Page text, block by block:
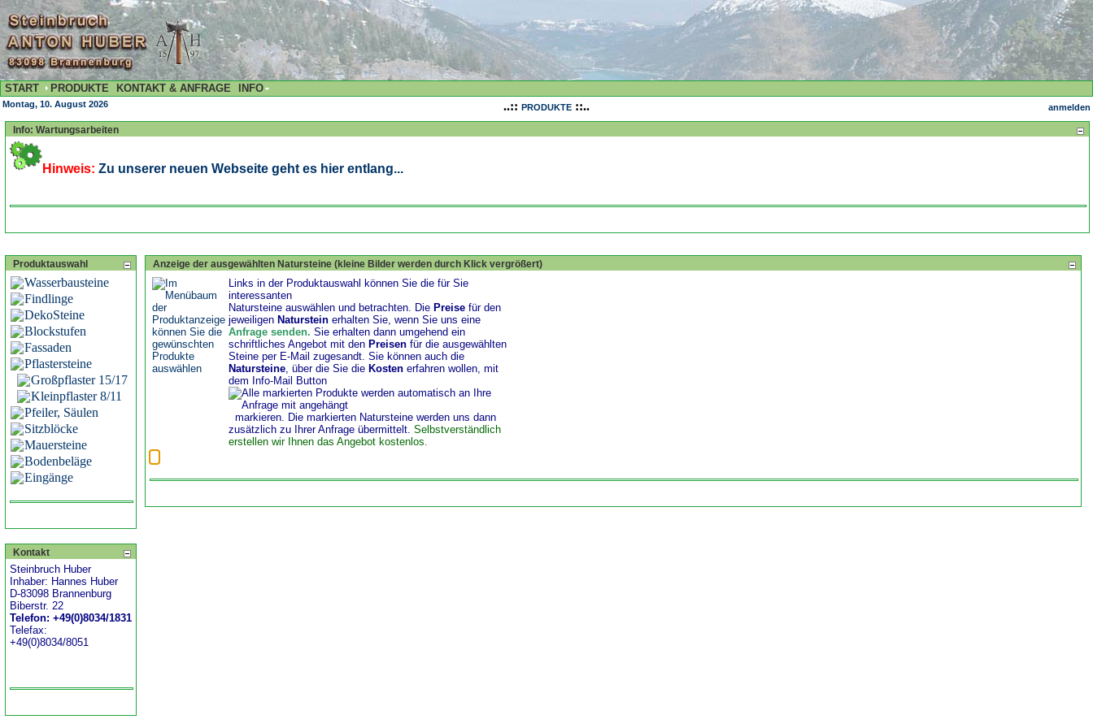
START PRODUKTE KONTAKT & ANFRAGE INFO
Montag, 10. August 2026 ..:: PRODUKTE ::.. anmelden
Info: Wartungsarbeiten
Hinweis: Zu unserer neuen Webseite geht es hier entlang...
Produktauswahl
Wasserbausteine
Findlinge
DekoSteine
Blockstufen
Fassaden
Pflastersteine
Großpflaster 15/17
Kleinpflaster 8/11
Pfeiler, Säulen
Sitzblöcke
Mauersteine
Bodenbeläge
Eingänge
Kontakt
Steinbruch Huber
Inhaber: Hannes Huber
D-83098 Brannenburg
Biberstr. 22
Telefon: +49(0)8034/1831
Telefax:
+49(0)8034/8051
Anzeige der ausgewählten Natursteine (kleine Bilder werden durch Klick vergrößert)
Links in der Produktauswahl können Sie die für Sie
interessanten
Natursteine auswählen und betrachten. Die Preise für den
jeweiligen Naturstein erhalten Sie, wenn Sie uns eine
Anfrage senden. Sie erhalten dann umgehend ein
schriftliches Angebot mit den Preisen für die ausgewählten
Steine per E-Mail zugesandt. Sie können auch die
Natursteine, über die Sie die Kosten erfahren wollen, mit
dem Info-Mail Button
markieren. Die markierten Natursteine werden uns dann
zusätzlich zu Ihrer Anfrage übermittelt. Selbstverständlich
erstellen wir Ihnen das Angebot kostenlos.